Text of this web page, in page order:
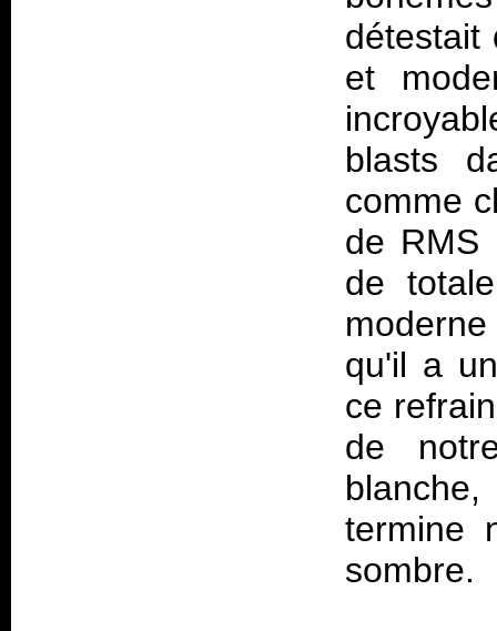
détestait
et
blasts
comme
de RMS
de
qu'il a
ce
de
termine
sombre.